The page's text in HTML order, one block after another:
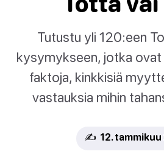
Tutustu yli 120:een
kysymykseen, jotka ovat
faktoja, kinkkisiä
vastauksia mihin
✍️ 12. tammikuu